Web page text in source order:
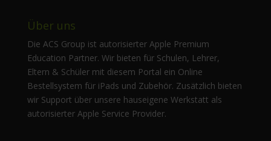
Über uns
Die ACS Group ist autorisierter Apple Premium
Education Partner. Wir bieten für Schulen, Lehrer,
Eltern & Schüler mit diesem Portal ein Online
Bestellsystem für iPads und Zubehör. Zusätzlich bieten
wir Support über unsere hauseigene Werkstatt als
autorisierter Apple Service Provider.